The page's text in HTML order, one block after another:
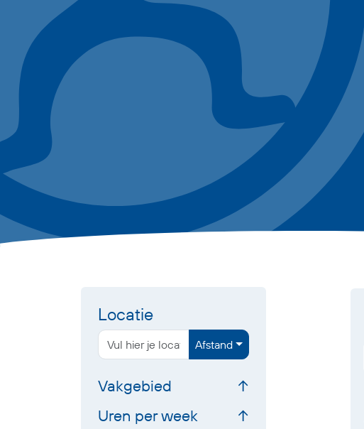
Locatie
Afstand
Vakgebied
Uren per week